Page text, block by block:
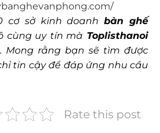
cơ sở kinh doanhbàn ghế
cùng uy tín mà Toplisthanoi
Mong rằng bạn sẽ tìm được
tin cậy để đáp ứng nhu cầu
Rate this post